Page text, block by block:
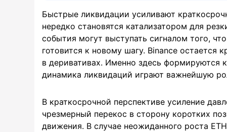
Быстрые ликвидации усиливают
нередко становятся катализатором для
события могут выступать сигналом того,
готовится к новому шагу. Binance
в деривативах. Именно здесь формируются
динамика ликвидаций играют важнейшую
В краткосрочной перспективе усиление
чрезмерный перекос в сторону коротких
движения. В случае неожиданного роста